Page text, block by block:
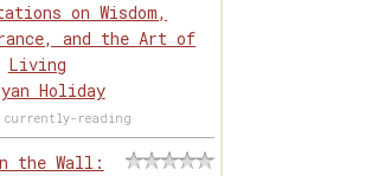
on Wisdom,
and the Art of
Living
Holiday
currently-reading
the Wall: